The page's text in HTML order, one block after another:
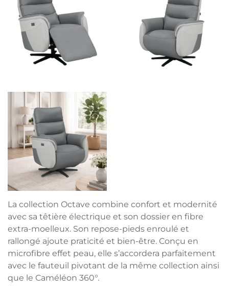
La collection Octave combine confort et modernité
avec sa têtière électrique et son dossier en fibre
extra-moelleux. Son repose-pieds enroulé et
rallongé ajoute praticité et bien-être. Conçu en
microfibre effet peau, elle s’accordera parfaitement
avec le fauteuil pivotant de la même collection ainsi
que le Caméléon 360°.